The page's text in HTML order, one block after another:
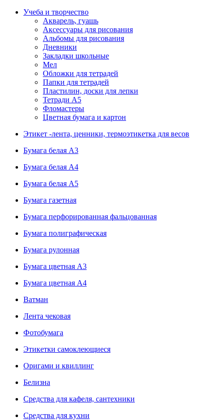
Учеба и творчество
Акварель, гуашь
Аксессуары для рисования
Альбомы для рисования
Дневники
Закладки школьные
Мел
Обложки для тетрадей
Папки для тетрадей
Пластилин, доски для лепки
Тетради А5
Фломастеры
Цветная бумага и картон
Этикет -лента, ценники, термоэтикетка для весов
Бумага белая А3
Бумага белая А4
Бумага белая А5
Бумага газетная
Бумага перфорированная фальцованная
Бумага полиграфическая
Бумага рулонная
Бумага цветная А3
Бумага цветная А4
Ватман
Лента чековая
Фотобумага
Этикетки самоклеющиеся
Оригами и квиллинг
Белизна
Средства для кафеля, сантехники
Средства для кухни